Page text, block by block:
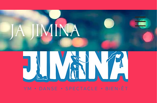
JA JIMINA